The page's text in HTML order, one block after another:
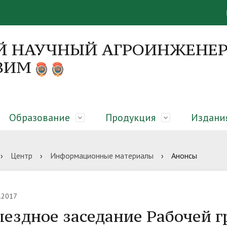
НАУЧНЫЙ
Руководство
Диссертационные советы
Образование
об образовательном
Абитуриенту
Продукция
закрытого грунта,
микроклиматическая
Оборудование для
Монографии
› Центр › Информационные материалы › Анонсы
заседание Рабочей